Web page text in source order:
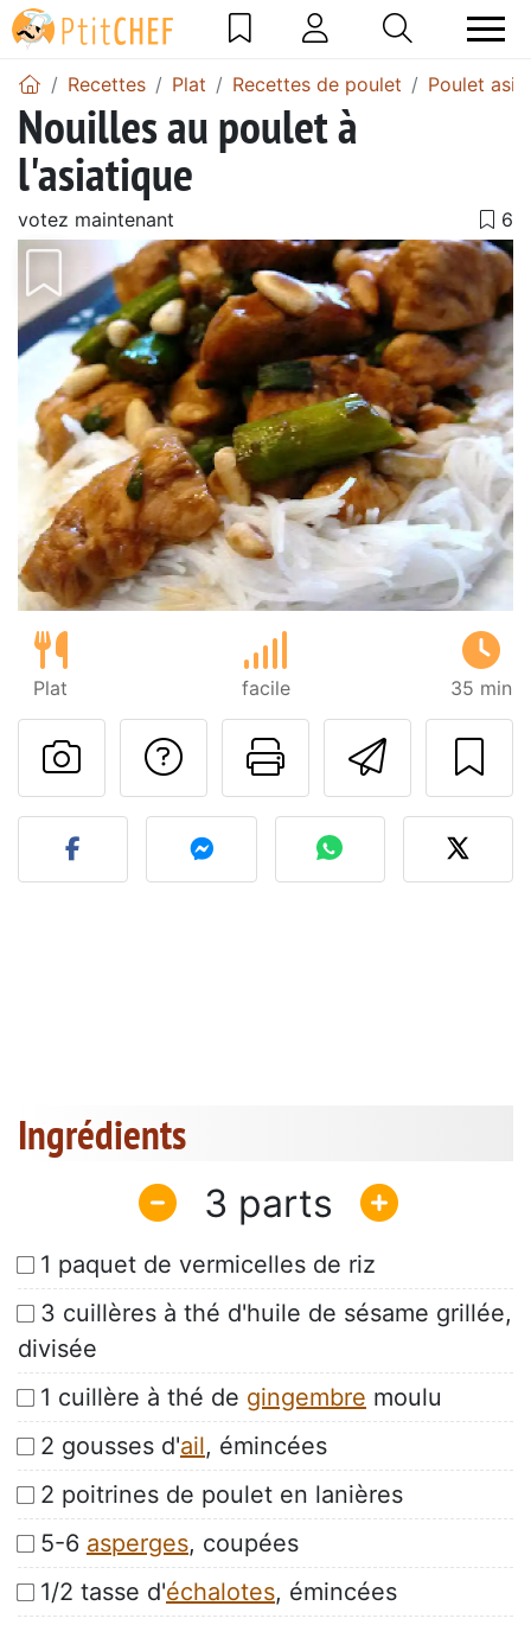
Recettes Plat Recettes de poulet Poulet
Nouilles au poulet à
l'asiatique
votez maintenant
Plat facile 35 min
Imprimer
Poser une
Publier votre photo de
Ingrédients
3
1 paquet de vermicelles de riz
3 cuillères à thé d'huile de sésame grillée,
divisée
1 cuillère à thé de gingembre moulu
2 gousses d'ail, émincées
2 poitrines de poulet en lanières
5-6 asperges, coupées
1/2 tasse d'échalotes, émincées